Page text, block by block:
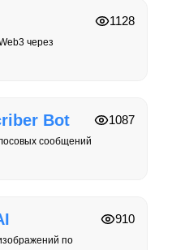
через
1128
Bot
сообщений
1087
по
910